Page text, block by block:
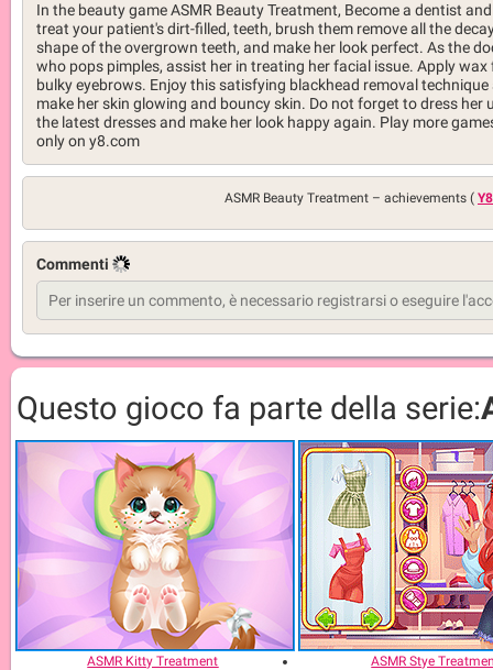
In the beauty game ASMR Beauty Treatment, Become a dentist and
treat your patient's dirt-filled, teeth, brush them remove all the
shape of the overgrown teeth, and make her look perfect. As the
who pops pimples, assist her in treating her facial issue. Apply wax
bulky eyebrows. Enjoy this satisfying blackhead removal technique
make her skin glowing and bouncy skin. Do not forget to dress her
the latest dresses and make her look happy again. Play more
only on y8.com
ASMR Beauty Treatment – achievements (
Commenti
Questo gioco fa parte della serie:
ASMR Kitty Treatment ASMR Stye